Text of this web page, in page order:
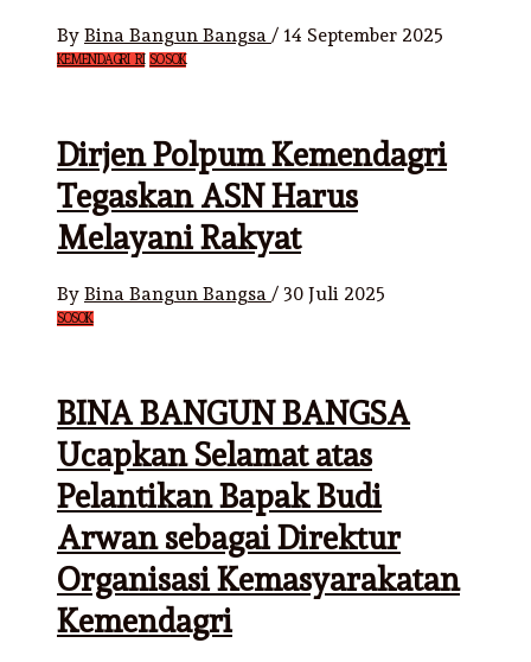
By Bina Bangun Bangsa / 14 September 2025
KEMENDAGRI RI SOSOK
Dirjen Polpum Kemendagri
Tegaskan ASN Harus
Melayani Rakyat
By Bina Bangun Bangsa / 30 Juli 2025
SOSOK
BINA BANGUN BANGSA
Ucapkan Selamat atas
Pelantikan Bapak Budi
Arwan sebagai Direktur
Organisasi Kemasyarakatan
Kemendagri